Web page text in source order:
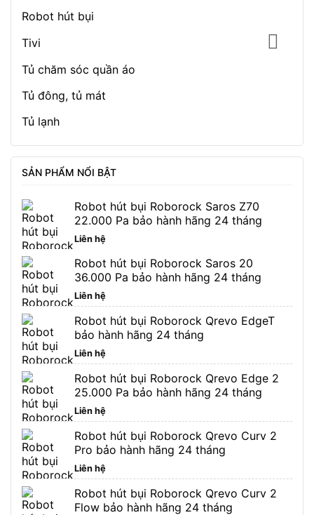
Robot hút bụi
Tivi
Tủ chăm sóc quần áo
Tủ đông, tủ mát
Tủ lạnh
SẢN PHẨM NỔI BẬT
Robot hút bụi Roborock Saros Z70
22.000 Pa bảo hành hãng 24 tháng
Liên hệ
Robot hút bụi Roborock Saros 20
36.000 Pa bảo hành hãng 24 tháng
Liên hệ
Robot hút bụi Roborock Qrevo EdgeT
bảo hành hãng 24 tháng
Liên hệ
Robot hút bụi Roborock Qrevo Edge 2
25.000 Pa bảo hành hãng 24 tháng
Liên hệ
Robot hút bụi Roborock Qrevo Curv 2
Pro bảo hành hãng 24 tháng
Liên hệ
Robot hút bụi Roborock Qrevo Curv 2
Flow bảo hành hãng 24 tháng